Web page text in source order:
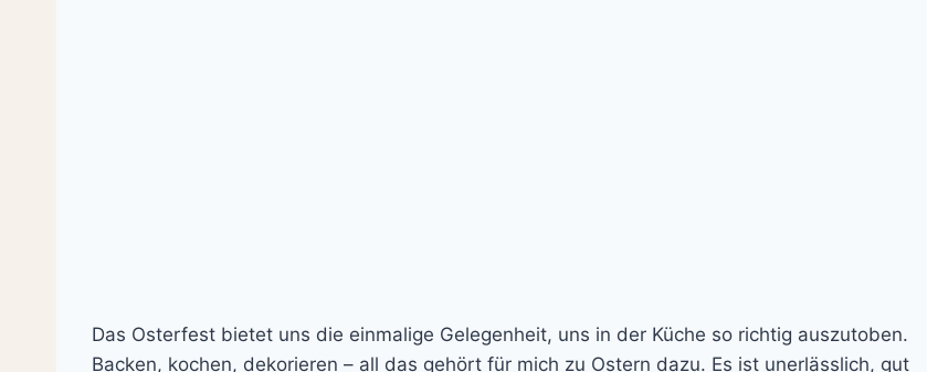
Das Osterfest bietet uns die einmalige Gelegenheit, uns in der Küche so richtig auszutoben.
Backen, kochen, dekorieren – all das gehört für mich zu Ostern dazu. Es ist unerlässlich, gut